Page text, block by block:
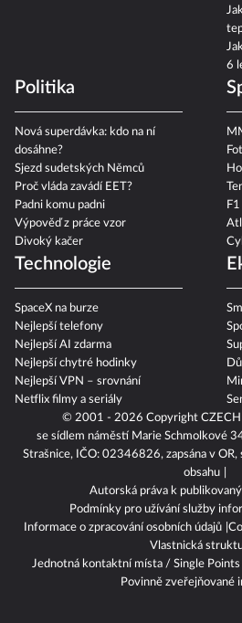
© 2001 - 2026 Copyright
se sídlem náměstí Marie Schmolkové
Strašnice, IČO: 02346826, zapsána v
obsahu
Autorská práva k
Podmínky pro užívání služby
Informace o zpracování osobních údajů
Vlastnická
Jednotná kontaktní místa / Single
Povinně zveřejňované
6
Politika
Nová superdávka: kdo na ní
dosáhne?
Sjezd sudetských Němců
Proč vláda zavádí EET?
Padni komu padni
Výpověď z práce vzor
Divoký kačer
Technologie
SpaceX na burze
Nejlepší telefony
Nejlepší AI zdarma
Nejlepší chytré hodinky
Nejlepší VPN – srovnání
Netflix filmy a seriály